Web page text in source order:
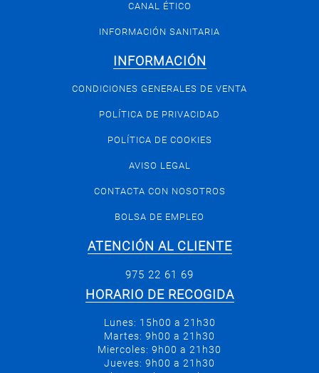
CANAL ÉTICO
INFORMACIÓN SANITARIA
INFORMACIÓN
CONDICIONES GENERALES DE VENTA
POLÍTICA DE PRIVACIDAD
POLÍTICA DE COOKIES
AVISO LEGAL
CONTACTA CON NOSOTROS
BOLSA DE EMPLEO
ATENCIÓN AL CLIENTE
975 22 61 69
HORARIO DE RECOGIDA
Lunes: 15h00 a 21h30
Martes: 9h00 a 21h30
Miercoles: 9h00 a 21h30
Jueves: 9h00 a 21h30